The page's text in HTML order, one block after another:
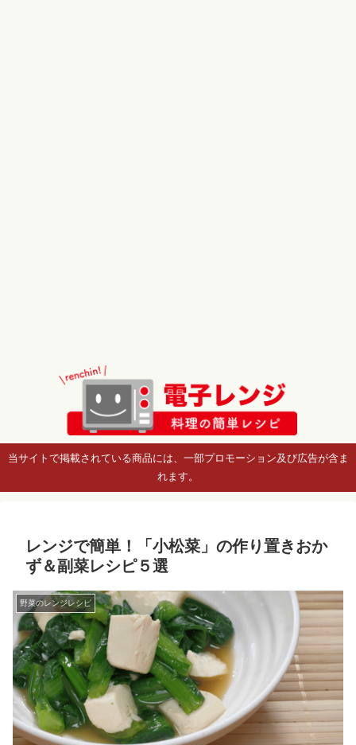
当サイトで掲載されている商品には、一部プロモーション及び広告が含ま
れます。
レンジで簡単！「小松菜」の作り置きおか
ず＆副菜レシピ５選
野菜のレンジレシピ